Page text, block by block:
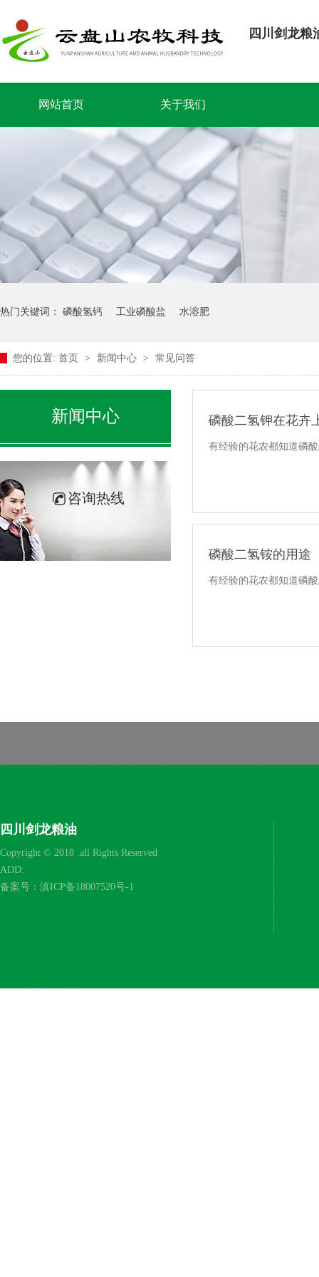
四川剑龙粮
网站首页 关于我们
热门关键词： 磷酸氢钙 工业磷酸盐 水溶肥
您的位置: 首页 > 新闻中心 > 常见问答
新闻中心
咨询热线
磷酸二氢钾在花卉
有经验的花农都知道磷
磷酸二氢铵的用途
有经验的花农都知道磷
四川剑龙粮油
Copyright © 2018 .all Rights Reserved
ADD:
备案号： 滇ICP备18007520号-1